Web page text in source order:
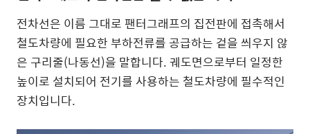
전차선은 이름 그대로 팬터그래프의 집전판에 접촉해서
철도차량에 필요한 부하전류를 공급하는 겉을 씌우지 않
은 구리줄(나동선)을 말합니다. 궤도면으로부터 일정한
높이로 설치되어 전기를 사용하는 철도차량에 필수적인
장치입니다.